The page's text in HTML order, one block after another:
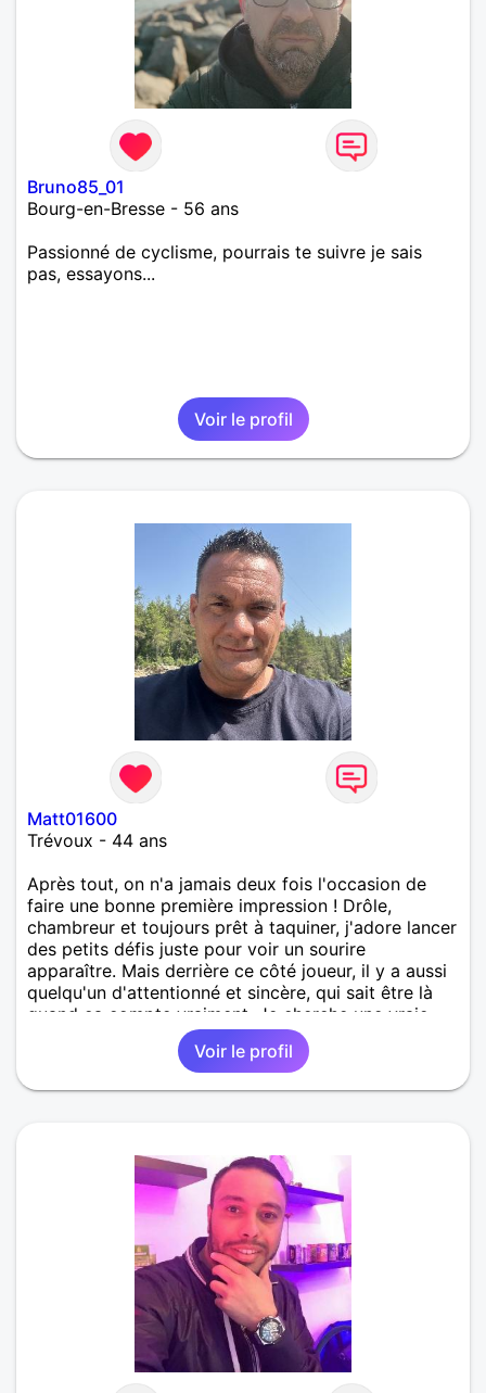
Bruno85_01
Bourg-en-Bresse - 56 ans
Passionné de cyclisme, pourrais te suivre je sais
pas, essayons...
Voir le profil
Matt01600
Trévoux - 44 ans
Après tout, on n'a jamais deux fois l'occasion de
faire une bonne première impression ! Drôle,
chambreur et toujours prêt à taquiner, j'adore lancer
des petits défis juste pour voir un sourire
apparaître. Mais derrière ce côté joueur, il y a aussi
quelqu'un d'attentionné et sincère, qui sait être là
quand ça compte vraiment. Je cherche une vraie
connexion, quelqu'un avec qui partager des rires,
des discussions sans fin et pourquoi pas écrire une
belle histoire. Rien n'arrive par hasard, il faut juste
Voir le profil